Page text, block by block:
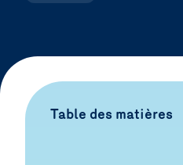
Table des matières